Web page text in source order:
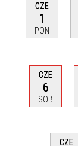
CZE
1
PON
CZE
6
SOB
CZE